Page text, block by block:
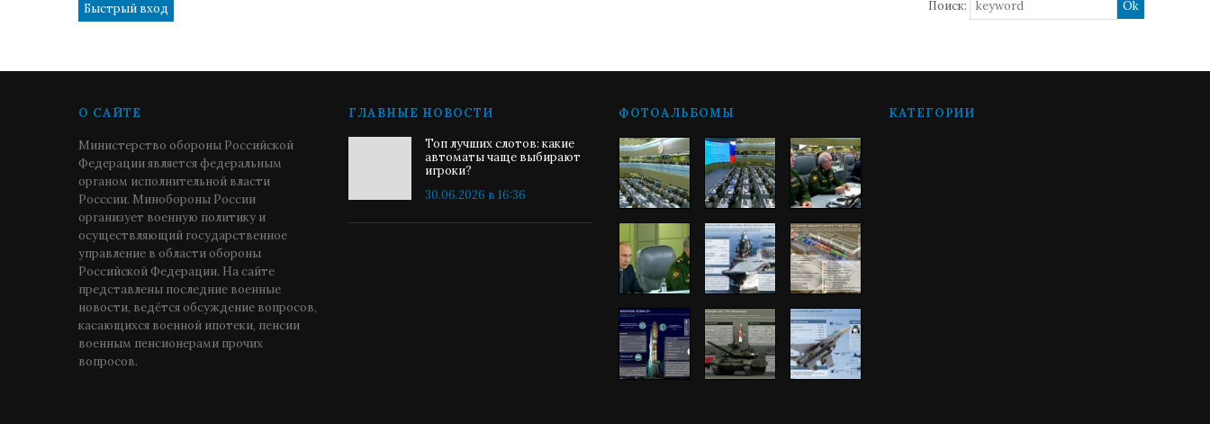
Поиск:
О САЙТЕ
Министерство обороны Российской
Федерации является федеральным
органом исполнительной власти
Росссии. Минобороны России
организует военную политику и
осуществляющий государственное
управление в области обороны
Российской Федерации. На сайте
представлены последние военные
новости, ведётся обсуждение вопросов,
касающихся военной ипотеки, пенсии
военным пенсионерами прочих
вопросов.
ГЛАВНЫЕ НОВОСТИ
Топ лучших слотов: какие
автоматы чаще выбирают
игроки?
30.06.2026 в 16:36
ФОТОАЛЬБОМЫ КАТЕГОРИИ